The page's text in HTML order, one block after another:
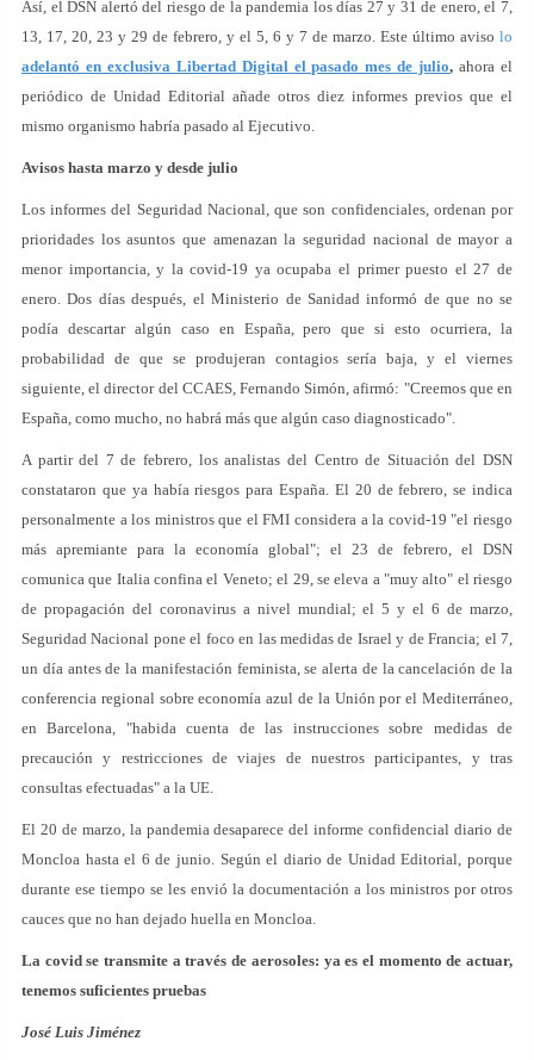
Así, el DSN alertó del riesgo de la pandemia los días 27 y 31 de enero, el 7,
13, 17, 20, 23 y 29 de febrero, y el 5, 6 y 7 de marzo. Este último aviso lo
adelantó en exclusiva Libertad Digital el pasado mes de julio, ahora el
periódico de Unidad Editorial añade otros diez informes previos que el
mismo organismo habría pasado al Ejecutivo.
Avisos hasta marzo y desde julio
Los informes del Seguridad Nacional, que son confidenciales, ordenan por
prioridades los asuntos que amenazan la seguridad nacional de mayor a
menor importancia, y la covid-19 ya ocupaba el primer puesto el 27 de
enero. Dos días después, el Ministerio de Sanidad informó de que no se
podía descartar algún caso en España, pero que si esto ocurriera, la
probabilidad de que se produjeran contagios sería baja, y el viernes
siguiente, el director del CCAES, Fernando Simón, afirmó: "Creemos que en
España, como mucho, no habrá más que algún caso diagnosticado".
A partir del 7 de febrero, los analistas del Centro de Situación del DSN
constataron que ya había riesgos para España. El 20 de febrero, se indica
personalmente a los ministros que el FMI considera a la covid-19 "el riesgo
más apremiante para la economía global"; el 23 de febrero, el DSN
comunica que Italia confina el Veneto; el 29, se eleva a "muy alto" el riesgo
de propagación del coronavirus a nivel mundial; el 5 y el 6 de marzo,
Seguridad Nacional pone el foco en las medidas de Israel y de Francia; el 7,
un día antes de la manifestación feminista, se alerta de la cancelación de la
conferencia regional sobre economía azul de la Unión por el Mediterráneo,
en Barcelona, "habida cuenta de las instrucciones sobre medidas de
precaución y restricciones de viajes de nuestros participantes, y tras
consultas efectuadas" a la UE.
El 20 de marzo, la pandemia desaparece del informe confidencial diario de
Moncloa hasta el 6 de junio. Según el diario de Unidad Editorial, porque
durante ese tiempo se les envió la documentación a los ministros por otros
cauces que no han dejado huella en Moncloa.
La covid se transmite a través de aerosoles: ya es el momento de actuar,
tenemos suficientes pruebas
José Luis Jiménez